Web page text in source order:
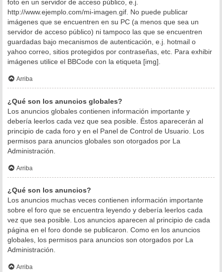
foto en un servidor de acceso público, e.j.
http://www.ejemplo.com/mi-imagen.gif. No puede publicar
imágenes que se encuentren en su PC (a menos que sea un
servidor de acceso público) ni tampoco las que se encuentren
guardadas bajo mecanismos de autenticación, e.j. hotmail o
yahoo correo, sitios protegidos por contraseñas, etc. Para exhibir
imágenes utilice el BBCode con la etiqueta [img].
Arriba
¿Qué son los anuncios globales?
Los anuncios globales contienen información importante y
debería leerlos cada vez que sea posible. Éstos aparecerán al
principio de cada foro y en el Panel de Control de Usuario. Los
permisos para anuncios globales son otorgados por La
Administración.
Arriba
¿Qué son los anuncios?
Los anuncios muchas veces contienen información importante
sobre el foro que se encuentra leyendo y debería leerlos cada
vez que sea posible. Los anuncios aparecen al principio de cada
página en el foro donde se publicaron. Como en los anuncios
globales, los permisos para anuncios son otorgados por La
Administración.
Arriba